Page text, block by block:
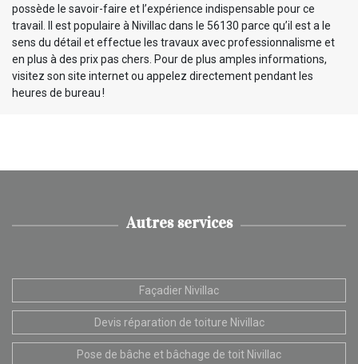
possède le savoir-faire et l’expérience indispensable pour ce
travail. Il est populaire à Nivillac dans le 56130 parce qu’il est a le
sens du détail et effectue les travaux avec professionnalisme et
en plus à des prix pas chers. Pour de plus amples informations,
visitez son site internet ou appelez directement pendant les
heures de bureau !
Autres services
Façadier Nivillac
Devis réparation de toiture Nivillac
Pose de bâche et bâchage de toit Nivillac